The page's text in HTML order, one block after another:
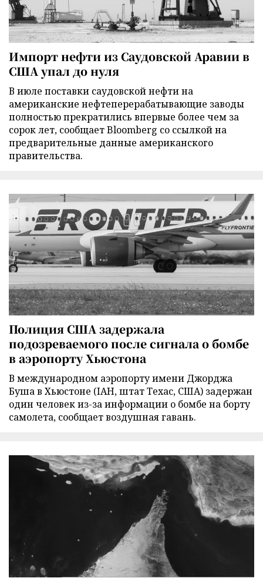
Импорт нефти из Саудовской Аравии в
США упал до нуля
В июле поставки саудовской нефти на
американские нефтеперерабатывающие заводы
полностью прекратились впервые более чем за
сорок лет, сообщает Bloomberg со ссылкой на
предварительные данные американского
правительства.
Полиция США задержала
подозреваемого после сигнала о бомбе
в аэропорту Хьюстона
В международном аэропорту имени Джорджа
Буша в Хьюстоне (IAH, штат Техас, США) задержан
один человек из-за информации о бомбе на борту
самолета, сообщает воздушная гавань.